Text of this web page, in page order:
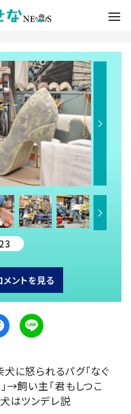
ントを見る
に怒られるパグ「なぐ
→飼い主「君もしつこ
はツンデレ説